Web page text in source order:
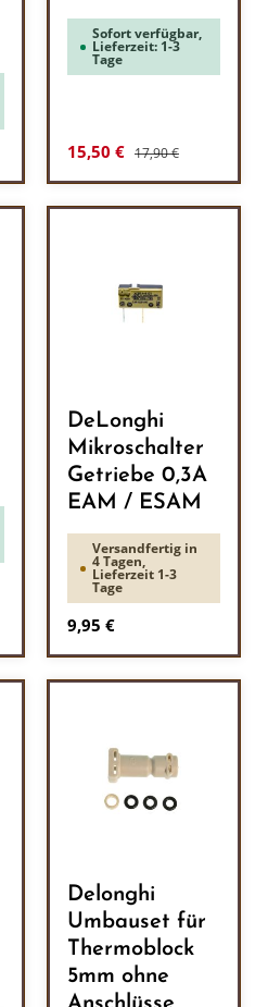
Sofort verfügbar,
Lieferzeit: 1-3
Tage
Verkaufspreis:
15,50 € Regulärer Preis:
17,90 €
DeLonghi
Mikroschalter
Getriebe 0,3A
EAM / ESAM
Versandfertig in
4 Tagen,
Lieferzeit 1-3
Tage
Regulärer Preis:
9,95 €
Delonghi
Umbauset für
Thermoblock
5mm ohne